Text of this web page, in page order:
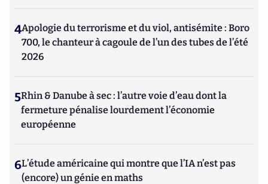
4Apologie du terrorisme et du viol, antisémite : Boro
700, le chanteur à cagoule de l’un des tubes de l’été
2026
5Rhin & Danube à sec : l’autre voie d’eau dont la
fermeture pénalise lourdement l’économie
européenne
6L’étude américaine qui montre que l’IA n’est pas
(encore) un génie en maths